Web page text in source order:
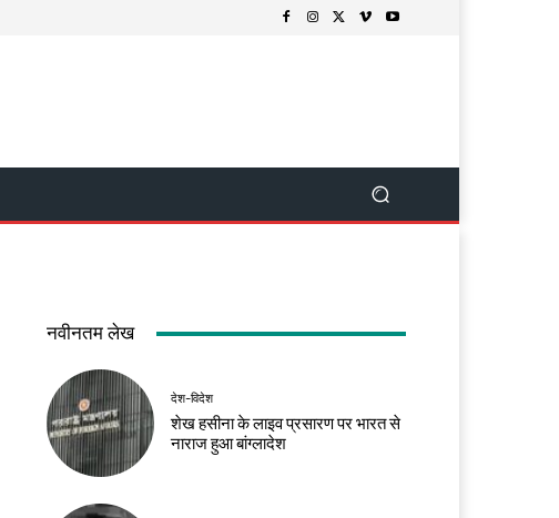
नवीनतम लेख
देश-विदेश
शेख हसीना के लाइव प्रसारण पर भारत से
नाराज हुआ बांग्लादेश